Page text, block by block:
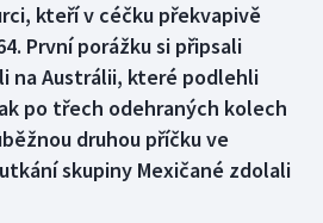
kteří v céčku překvapivě
První porážku si připsali
na Austrálii, které podlehli
po třech odehraných kolech
druhou příčku ve
skupiny Mexičané zdolali